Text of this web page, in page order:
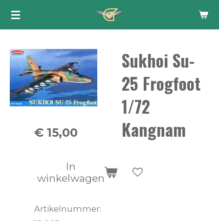
Ga
de
hoofdinhoud
Sukhoi Su-
25 Frogfoot
1/72
Kangnam
€ 15,00
In
winkelwagen
Artikelnummer: